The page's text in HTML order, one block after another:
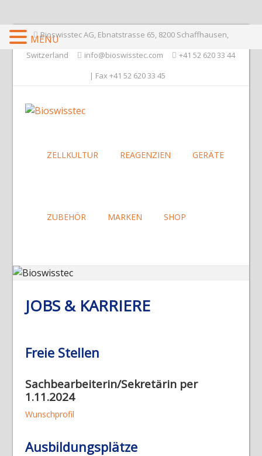
Bioswisstec AG, Ebnatstrasse 65, 8200 Schaffhausen,
Switzerland
info@bioswisstec.com
+41 52 620 33 44
| Fax +41 52 620 33 45
ZELLKULTUR REAGENZIEN GERÄTE
ZUBEHÖR MARKEN SHOP
JOBS & KARRIERE
Freie Stellen
Sachbearbeiterin/Sekretärin per
1.11.2024
Wunschprofil
Ausbildungsplätze
MENU